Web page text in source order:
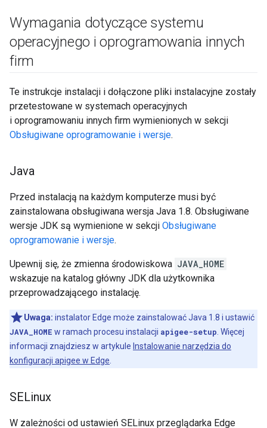
Wymagania dotyczące systemu
operacyjnego i oprogramowania innych
firm
Te instrukcje instalacji i dołączone pliki instalacyjne zostały
przetestowane w systemach operacyjnych
i oprogramowaniu innych firm wymienionych w sekcji
Obsługiwane oprogramowanie i wersje.
Java
Przed instalacją na każdym komputerze musi być
zainstalowana obsługiwana wersja Java 1.8. Obsługiwane
wersje JDK są wymienione w sekcji Obsługiwane
oprogramowanie i wersje.
Upewnij się, że zmienna środowiskowa JAVA_HOME
wskazuje na katalog główny JDK dla użytkownika
przeprowadzającego instalację.
Uwaga: instalator Edge może zainstalować Java 1.8 i ustawić
JAVA_HOME w ramach procesu instalacji apigee-setup . Więcej
informacji znajdziesz w artykule Instalowanie narzędzia do
konfiguracji apigee w Edge
SELinux
W zależności od ustawień SELinux przeglądarka Edge